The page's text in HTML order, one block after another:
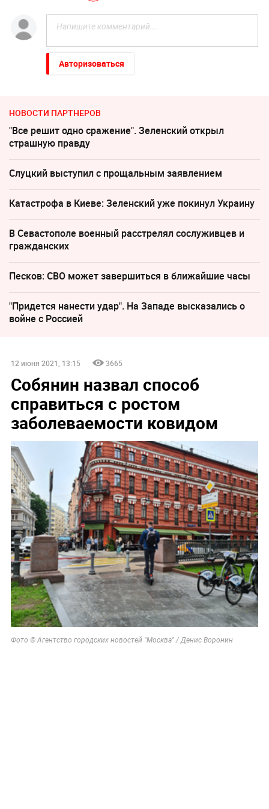
Авторизоваться
НОВОСТИ ПАРТНЕРОВ
"Все решит одно сражение". Зеленский открыл
страшную правду
Слуцкий выступил с прощальным заявлением
Катастрофа в Киеве: Зеленский уже покинул Украину
В Севастополе военный расстрелял сослуживцев и
гражданских
Песков: СВО может завершиться в ближайшие часы
"Придется нанести удар". На Западе высказались о
войне с Россией
12 июня 2021, 13:15 3665
Собянин назвал способ
справиться с ростом
заболеваемости ковидом
Фото © Агентство городских новостей "Москва" / Денис Воронин